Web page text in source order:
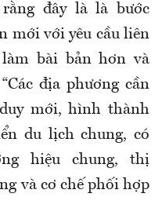
đây là là bước
mới với yêu cầu liên
bài bản hơn và
địa phương cần
mới, hình thành
du lịch chung, có
hiệu chung, thị
và cơ chế phối hợp